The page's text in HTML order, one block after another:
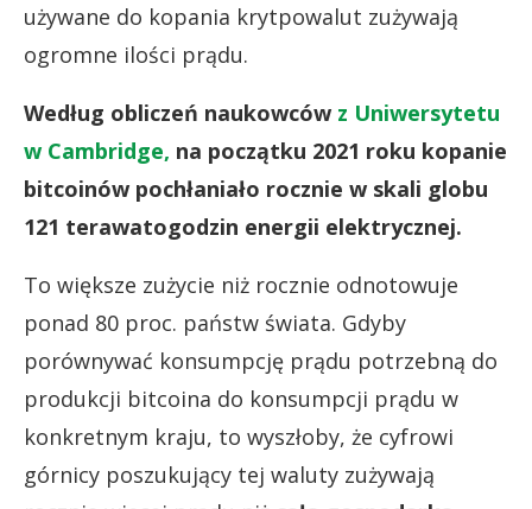
używane do kopania krytpowalut zużywają
ogromne ilości prądu.
Według obliczeń naukowców z Uniwersytetu
w Cambridge, na początku 2021 roku kopanie
bitcoinów pochłaniało rocznie w skali globu
121 terawatogodzin energii elektrycznej.
To większe zużycie niż rocznie odnotowuje
ponad 80 proc. państw świata. Gdyby
porównywać konsumpcję prądu potrzebną do
produkcji bitcoina do konsumpcji prądu w
konkretnym kraju, to wyszłoby, że cyfrowi
górnicy poszukujący tej waluty zużywają